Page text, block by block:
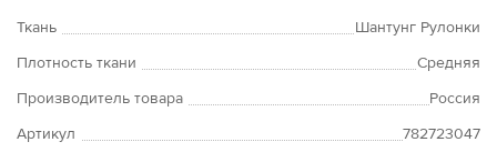
Ткань
Шантунг Рулонки
Плотность ткани
Средняя
Производитель товара
Россия
Артикул
782723047